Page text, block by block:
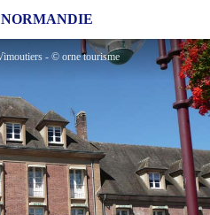
- © orne tourisme